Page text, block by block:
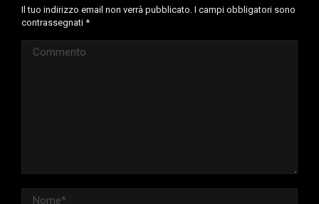
Il tuo indirizzo email non verrà pubblicato. I campi obbligatori sono
contrassegnati *
Commento
Nome *